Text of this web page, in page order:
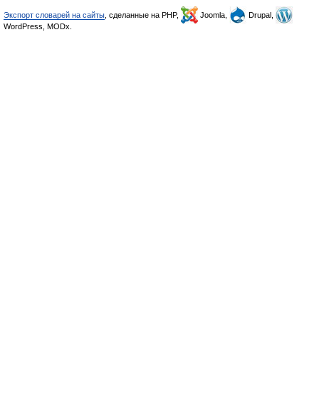
Экспорт словарей на сайты , сделанные на PHP, Joomla,
Drupal,
WordPress, MODx.